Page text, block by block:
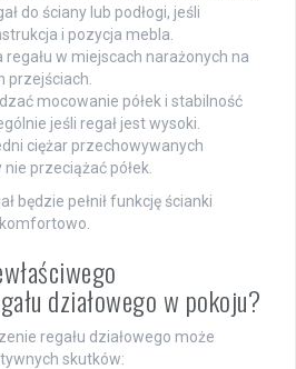
do ściany lub podłogi, jeśli
i pozycja mebla.
regału w miejscach narażonych na
przejściach.
mocowanie półek i stabilność
jeśli regał jest wysoki.
ciężar przechowywanych
przeciążać półek.
będzie pełnił funkcję ścianki
działowego w pokoju?
regału działowego może
skutków: